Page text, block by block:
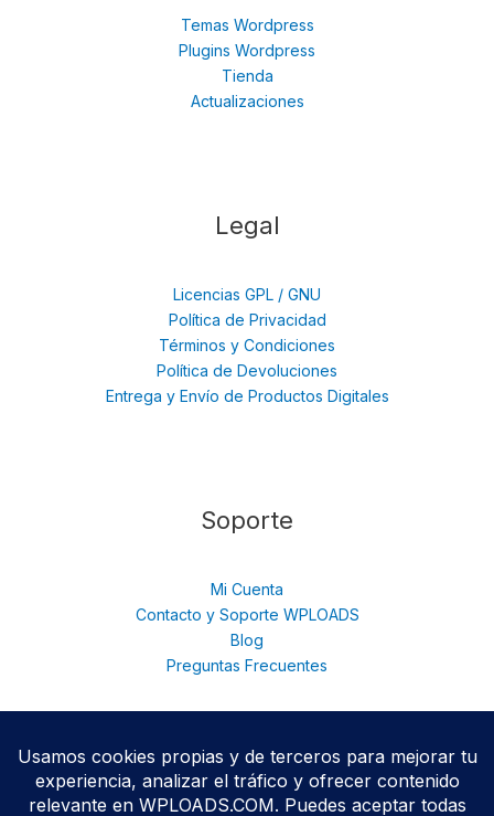
Temas Wordpress
Plugins Wordpress
Tienda
Actualizaciones
Legal
Licencias GPL / GNU
Política de Privacidad
Términos y Condiciones
Política de Devoluciones
Entrega y Envío de Productos Digitales
Soporte
Mi Cuenta
Contacto y Soporte WPLOADS
Blog
Preguntas Frecuentes